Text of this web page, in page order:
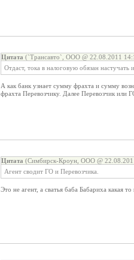
Цитата (`Трансавто`, ООО @ 22.08.2011
Отдаст, тока в налоговую обязан настучать
А как банк узнает сумму фрахта и сумму
фрахта Перевозчику. Далее Перевозчик или
Цитата (Симбирск-Кроун, ООО @
Агент сводит ГО и Перевозчика.
Это не агент, а сватья баба Бабариха какая то